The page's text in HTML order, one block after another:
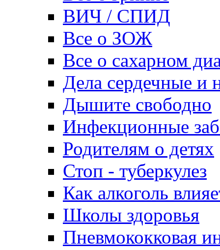
ВИЧ / СПИД
Все о ЗОЖ
Все о сахарном
Дела сердечные и
Дышите свободно
Инфекционные
Родителям о детях
Стоп - туберкулез
Как алкоголь
Школы здоровья
Пневмококковая